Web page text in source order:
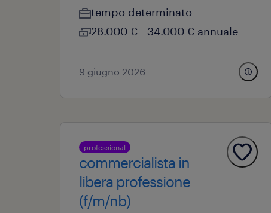
tempo determinato
28.000 € - 34.000 € annuale
9 giugno 2026
professional
commercialista in
libera professione
(f/m/nb)